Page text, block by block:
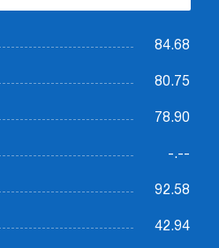
84.68
80.75
78.90
-.--
92.58
42.94